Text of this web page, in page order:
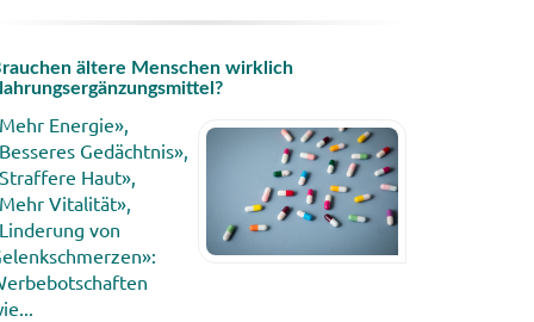
ältere Menschen wirklich
Energie»,
Gedächtnis»,
Haut»,
Vitalität»,
von